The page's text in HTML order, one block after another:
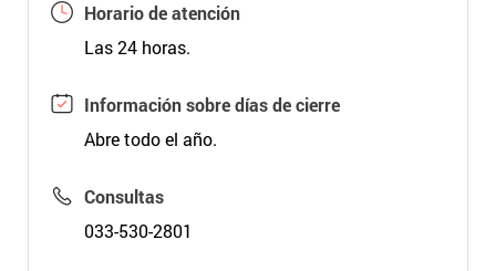
Horario de atención
Las 24 horas.
Información sobre días de cierre
Abre todo el año.
Consultas
033-530-2801